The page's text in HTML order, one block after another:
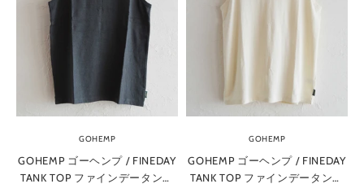
GOHEMP
GOHEMP ゴーヘンプ / FINEDAY
TANK TOP ファインデータンク
GOHEMP
GOHEMP ゴーヘンプ / FINEDAY
TANK TOP ファインデータンク